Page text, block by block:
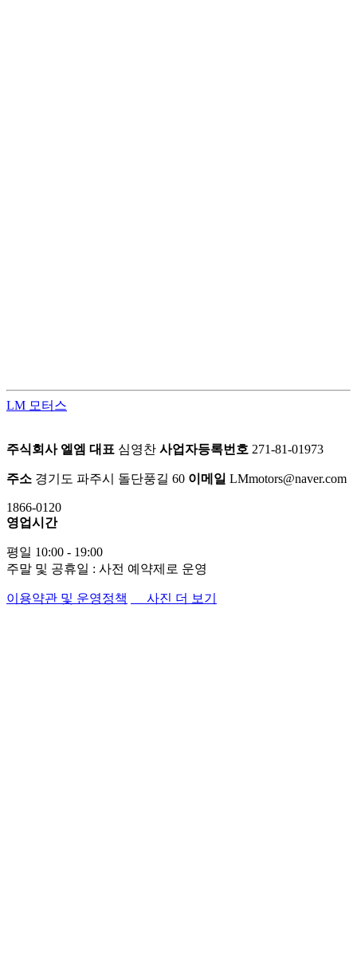
LM 모터스
주식회사 엘엠 대표 심영찬 사업자등록번호 271-81-01973
주소 경기도 파주시 돌단풍길 60 이메일 LMmotors@naver.com
1866-0120
영업시간
평일 10:00 - 19:00
주말 및 공휴일 : 사전 예약제로 운영
이용약관 및 운영정책 사진 더 보기